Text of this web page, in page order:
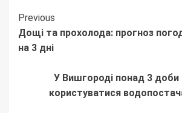
Continue
Reading
Previous
Дощі та прохолода: прогноз
на 3 дні
У Вишгороді понад 3
користуватися